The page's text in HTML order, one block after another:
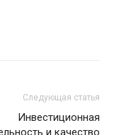
Следующая статья
Инвестиционная
и качество